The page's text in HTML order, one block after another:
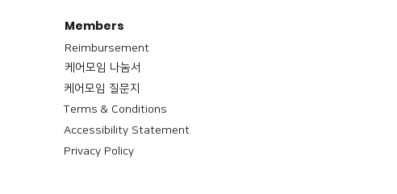
Members
Reimbursement
​케어모임 나눔서
케어모임 질문지
Terms & Conditions
Accessibility Statement
Privacy Policy